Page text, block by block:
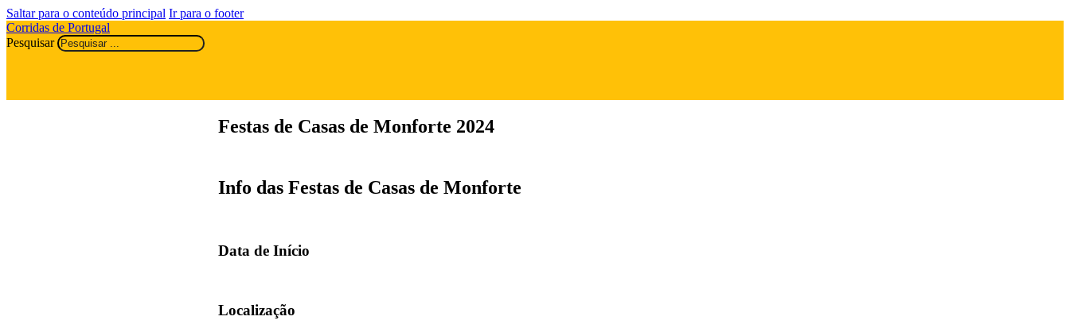
Saltar para o conteúdo principal Ir para o footer
Corridas de Portugal
Pesquisar
Festas de Casas de Monforte 2024
Info das Festas de Casas de Monforte
Data de Início
Localização